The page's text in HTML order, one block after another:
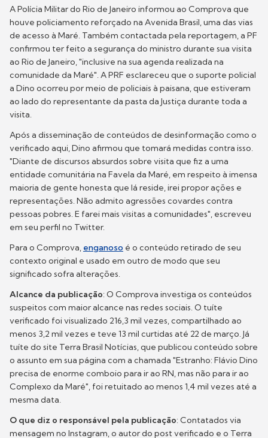
A Polícia Militar do Rio de Janeiro informou ao Comprova que
houve policiamento reforçado na Avenida Brasil, uma das vias
de acesso à Maré. Também contactada pela reportagem, a PF
confirmou ter feito a segurança do ministro durante sua visita
ao Rio de Janeiro, "inclusive na sua agenda realizada na
comunidade da Maré". A PRF esclareceu que o suporte policial
a Dino ocorreu por meio de policiais à paisana, que estiveram
ao lado do representante da pasta da Justiça durante toda a
visita.
Após a disseminação de conteúdos de desinformação como o
verificado aqui, Dino afirmou que tomará medidas contra isso.
"Diante de discursos absurdos sobre visita que fiz a uma
entidade comunitária na Favela da Maré, em respeito à imensa
maioria de gente honesta que lá reside, irei propor ações e
representações. Não admito agressões covardes contra
pessoas pobres. E farei mais visitas a comunidades", escreveu
em seu perfil no Twitter.
Para o Comprova, enganoso é o conteúdo retirado de seu
contexto original e usado em outro de modo que seu
significado sofra alterações.
Alcance da publicação: O Comprova investiga os conteúdos
suspeitos com maior alcance nas redes sociais. O tuíte
verificado foi visualizado 216,3 mil vezes, compartilhado ao
menos 3,2 mil vezes e teve 13 mil curtidas até 22 de março. Já
tuíte do site Terra Brasil Notícias, que publicou conteúdo sobre
o assunto em sua página com a chamada "Estranho: Flávio Dino
precisa de enorme comboio para ir ao RN, mas não para ir ao
Complexo da Maré", foi retuitado ao menos 1,4 mil vezes até a
mesma data.
O que diz o responsável pela publicação: Contatados via
mensagem no Instagram, o autor do post verificado e o Terra